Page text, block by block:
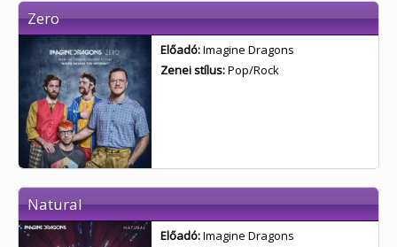
Zero
Előadó:Imagine Dragons
Zenei stílus:Pop/Rock
Natural
Előadó:Imagine Dragons